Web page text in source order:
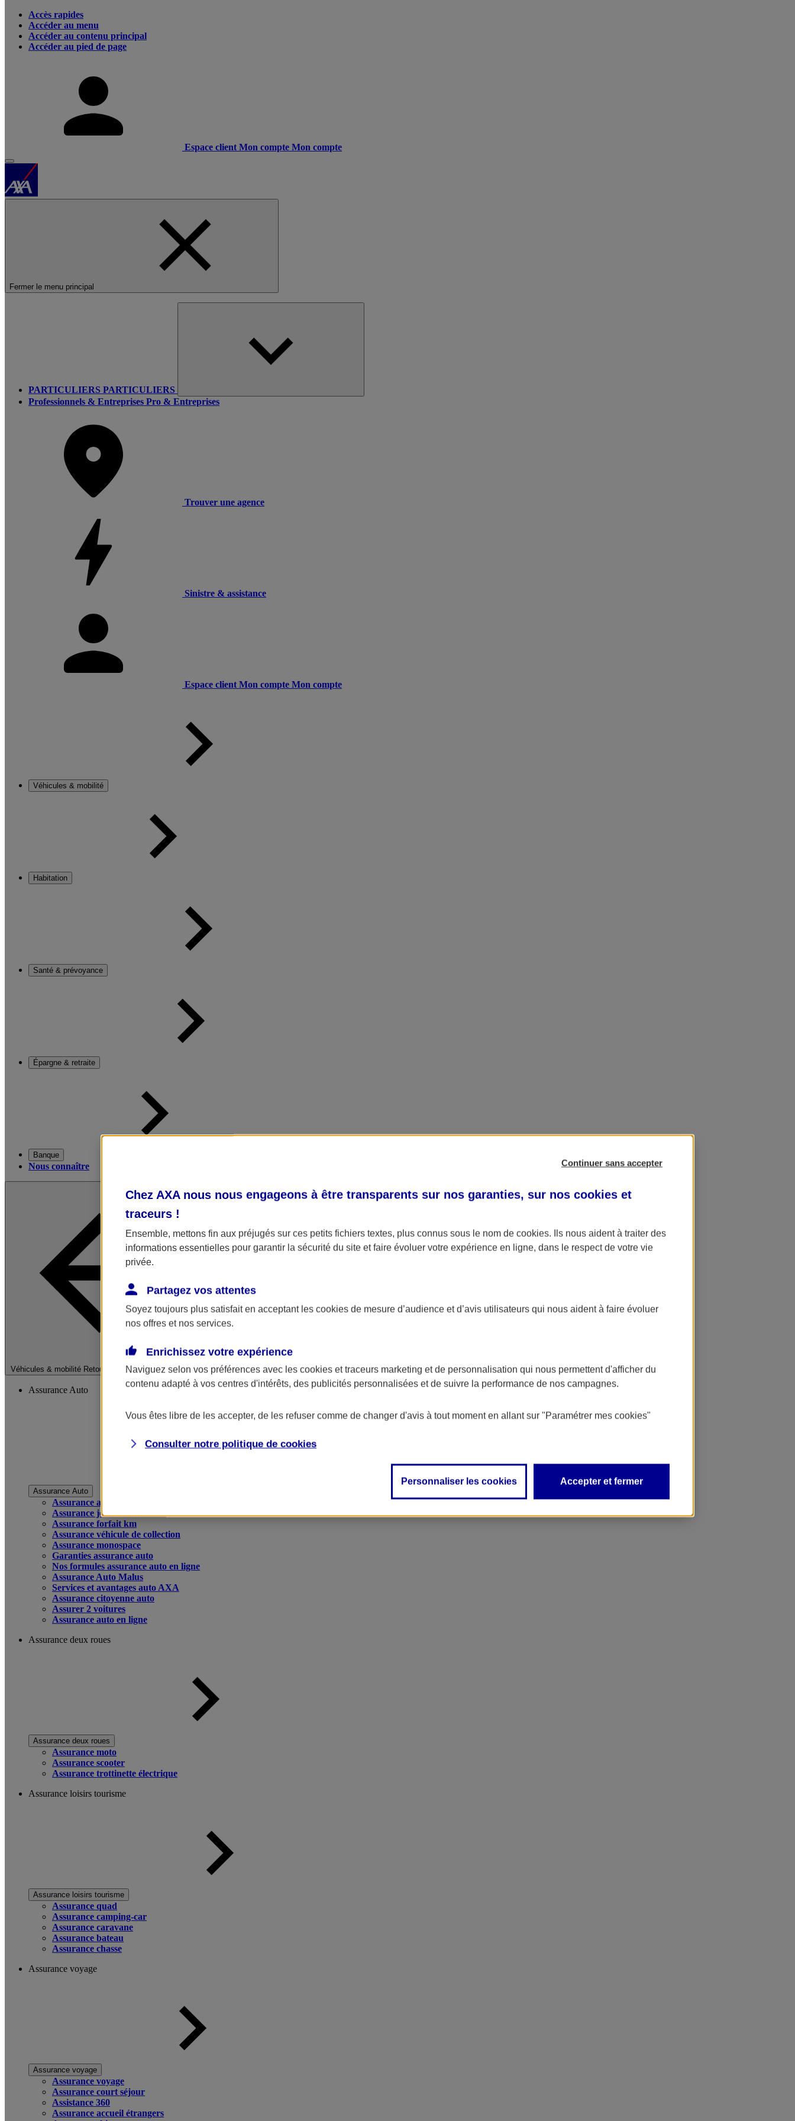
Accès rapides
Accéder au menu
Accéder au contenu principal
Accéder au pied de page
Espace client Mon compte Mon compte
Fermer le menu principal
PARTICULIERS PARTICULIERS
Professionnels & Entreprises Pro & Entreprises
Trouver une agence
Sinistre & assistance
Espace client Mon compte Mon compte
Véhicules & mobilité
Habitation
Santé & prévoyance
Épargne & retraite
Banque
Nous connaître
Véhicules & mobilité Retour à la section précédente
Fermer le menu principal
Assurance Auto
Assurance Auto
Assurance auto
Assurance jeune conducteur
Assurance forfait km
Assurance véhicule de collection
Assurance monospace
Garanties assurance auto
Nos formules assurance auto en ligne
Assurance Auto Malus
Services et avantages auto AXA
Assurance citoyenne auto
Assurer 2 voitures
Assurance auto en ligne
Assurance deux roues
Assurance deux roues
Assurance moto
Assurance scooter
Assurance trottinette électrique
Assurance loisirs tourisme
Assurance loisirs tourisme
Assurance quad
Assurance camping-car
Assurance caravane
Assurance bateau
Assurance chasse
Assurance voyage
Assurance voyage
Assurance voyage
Assurance court séjour
Assistance 360
Assurance accueil étrangers
Continuer sans accepter
Chez AXA nous nous engageons à être transparents sur nos garanties, sur nos cookies et
traceurs !
Ensemble, mettons fin aux préjugés sur ces petits fichiers textes, plus connus sous le nom de cookies. Ils nous aident à traiter des
informations essentielles pour garantir la sécurité du site et faire évoluer votre expérience en ligne, dans le respect de votre vie
privée.
Partagez vos attentes
Soyez toujours plus satisfait en acceptant les cookies de mesure d’audience et d’avis utilisateurs qui nous aident à faire évoluer
nos offres et nos services.
Enrichissez votre expérience
Naviguez selon vos préférences avec les cookies et traceurs marketing et de personnalisation qui nous permettent d'afficher du
contenu adapté à vos centres d'intérêts, des publicités personnalisées et de suivre la performance de nos campagnes.
Vous êtes libre de les accepter, de les refuser comme de changer d'avis à tout moment en allant sur "Paramétrer mes cookies"
Consulter notre politique de cookies
Personnaliser les cookies Accepter et fermer